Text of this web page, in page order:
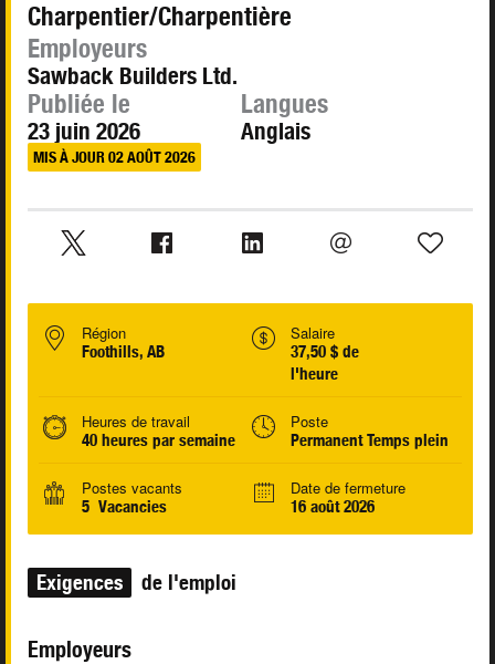
Charpentier/Charpentière
Employeurs
Sawback Builders Ltd.
Publiée le
23 juin 2026
MIS À JOUR 02 AOÛT 2026
Langues
Anglais
Région
Foothills, AB
Salaire
37,50 $ de
l'heure
Heures de travail
40 heures par semaine
Poste
Permanent Temps plein
Postes vacants
5 Vacancies
Date de fermeture
16 août 2026
Exigences de l'emploi
Employeurs